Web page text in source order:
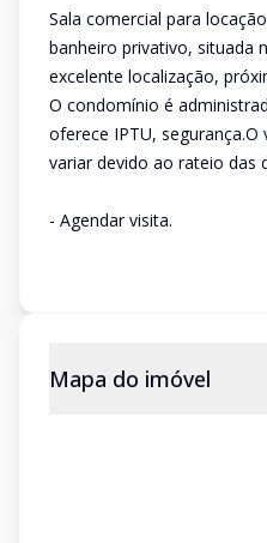
Sala comercial para
banheiro privativo, situada
excelente localização,
O condomínio é
oferece IPTU,
variar devido ao rateio das
- Agendar visita.
Mapa do imóvel